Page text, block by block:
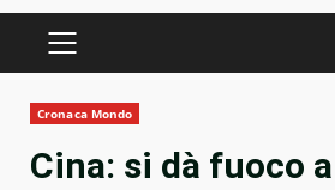
PRIMARY
Cronaca Mondo
Cina: si dà fuoco